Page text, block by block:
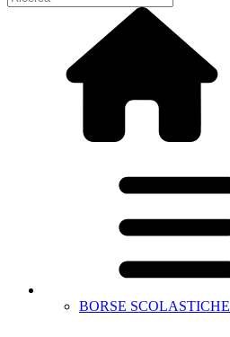
BORSE SCOLASTICHE